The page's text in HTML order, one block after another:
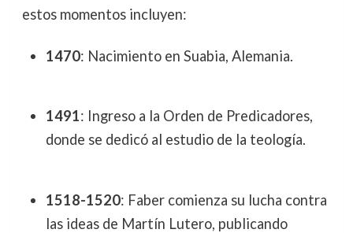
estos momentos incluyen:
1470: Nacimiento en Suabia, Alemania.
1491: Ingreso a la Orden de Predicadores,
donde se dedicó al estudio de la teología.
1518-1520: Faber comienza su lucha contra
las ideas de Martín Lutero, publicando